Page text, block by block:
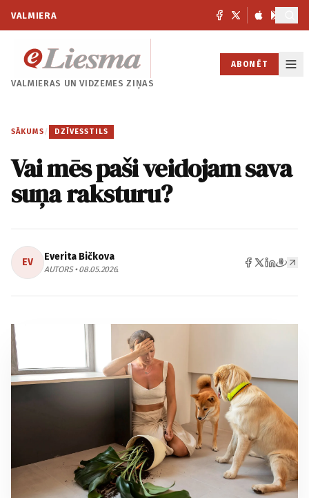
VALMIERA
VALMIERAS UNVIDZEMES ZIŅAS
ABONĒT
SĀKUMS / DZĪVESSTILS
Vai mēs paši veidojam sava
suņa raksturu?
EV Everita Bičkova
AUTORS • 08.05.2026.